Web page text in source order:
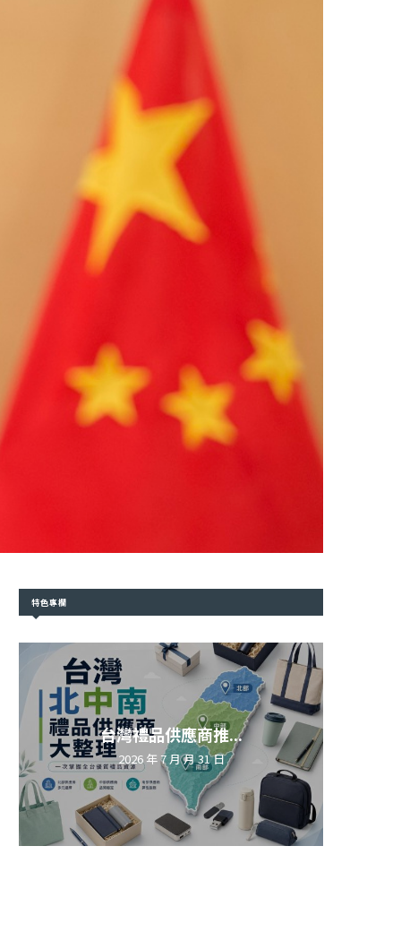
特色專欄
台灣禮品供應商推...
2026 年 7 月 月 31 日